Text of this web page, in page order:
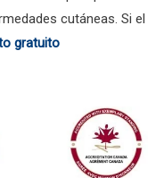
cutáneas. Si el
gratuito